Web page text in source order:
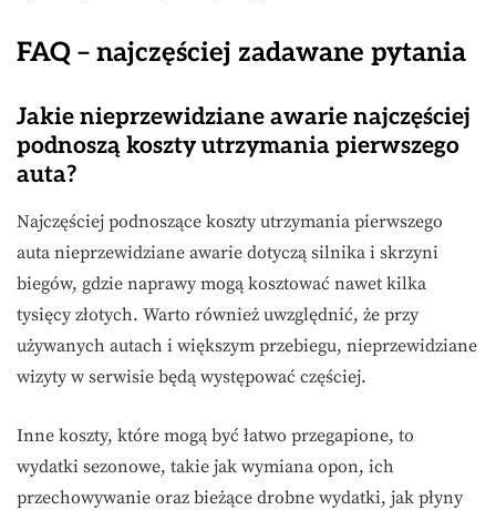
FAQ – najczęściej zadawane pytania
Jakie nieprzewidziane awarie najczęściej
podnoszą koszty utrzymania pierwszego
auta?
Najczęściej podnoszące koszty utrzymania pierwszego
auta nieprzewidziane awarie dotyczą silnika i skrzyni
biegów, gdzie naprawy mogą kosztować nawet kilka
tysięcy złotych. Warto również uwzględnić, że przy
używanych autach i większym przebiegu, nieprzewidziane
wizyty w serwisie będą występować częściej.
Inne koszty, które mogą być łatwo przegapione, to
wydatki sezonowe, takie jak wymiana opon, ich
przechowywanie oraz bieżące drobne wydatki, jak płyny